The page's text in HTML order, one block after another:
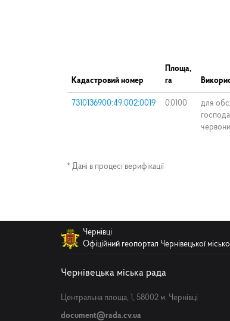
Кадастровий номер
Площа,
га
7310136900:49:002:0019 0.0100
для
* Дані в процесі верифікації
Чернівці
Офіційний геопортал Чернівецької
Чернівецька міська рада
Центральна площа, 1, 58002 м. Чернівці
document@rada.cv.ua